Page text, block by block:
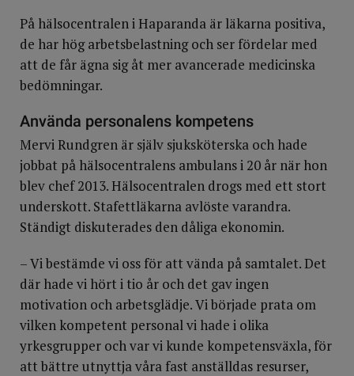
På hälsocentralen i Haparanda är läkarna positiva,
de har hög arbetsbelastning och ser fördelar med
att de får ägna sig åt mer avancerade medicinska
bedömningar.
Använda personalens kompetens
Mervi Rundgren är själv sjuksköterska och hade
jobbat på hälsocentralens ambulans i 20 år när hon
blev chef 2013. Hälsocentralen drogs med ett stort
underskott. Stafettläkarna avlöste varandra.
Ständigt diskuterades den dåliga ekonomin.
– Vi bestämde vi oss för att vända på samtalet. Det
där hade vi hört i tio år och det gav ingen
motivation och arbetsglädje. Vi började prata om
vilken kompetent personal vi hade i olika
yrkesgrupper och var vi kunde kompetensväxla, för
att bättre utnyttja våra fast anställdas resurser,